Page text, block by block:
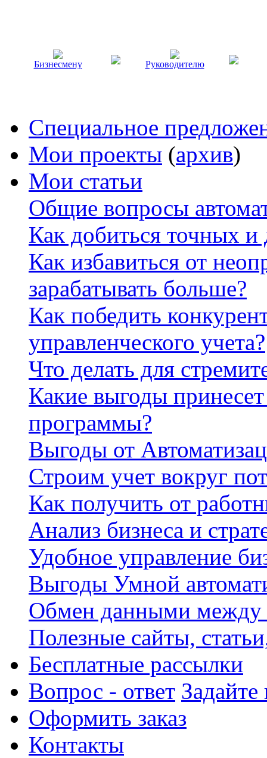
Бизнесмену Руководителю
Специальное
Мои проекты (архив)
Мои статьи
Общие вопросы
Как добиться точных
Как избавиться от
зарабатывать больше?
Как победить
управленческого учета?
Что делать для
Какие выгоды
программы?
Выгоды от
Строим учет вокруг
Как получить от
Анализ бизнеса и
Удобное управление
Выгоды Умной
Обмен данными между
Полезные сайты,
Бесплатные рассылки
Вопрос - ответ
Оформить заказ
Контакты